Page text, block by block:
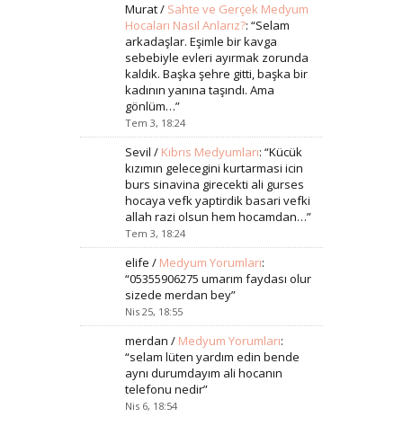
Murat/ Sahte ve Gerçek Medyum
Hocaları Nasıl Anlarız?: “Selam
arkadaşlar. Eşimle bir kavga
sebebiyle evleri ayırmak zorunda
kaldık. Başka şehre gitti, başka bir
kadının yanına taşındı. Ama
gönlüm…”
Tem 3, 18:24
Sevil / Kıbrıs Medyumları: “Kücük
kızımın gelecegini kurtarmasi icin
burs sinavina girecekti ali gurses
hocaya vefk yaptirdik basari vefki
allah razi olsun hem hocamdan…”
Tem 3, 18:24
elife / Medyum Yorumları:
“05355906275 umarım faydası olur
sizede merdan bey”
Nis 25, 18:55
merdan / Medyum Yorumları:
“selam lüten yardım edin bende
aynı durumdayım ali hocanın
telefonu nedir”
Nis 6, 18:54